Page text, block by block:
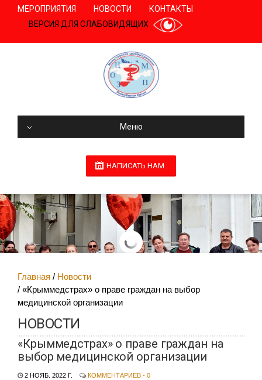
МЕРОПРИЯТИЯ НОВОСТИ
КОНТАКТЫ
ВЕРСИЯ ДЛЯ СЛАБОВИДЯЩИХ
Меню
НАПИСАТЬ НАМ
Главная
Новости
«Крыммедстрах» о праве граждан на выбор
медицинской организации
НОВОСТИ
«Крыммедстрах» о праве граждан на
выбор медицинской организации
2 НОЯБ. 2022 Г. КОММЕНТАРИЕВ - 0